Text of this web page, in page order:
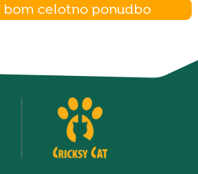
celotno ponudbo